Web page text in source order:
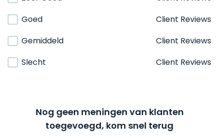
Goed
Client Reviews
Gemiddeld
Client Reviews
Slecht
Client Reviews
Nog geen meningen van klanten
toegevoegd, kom snel terug